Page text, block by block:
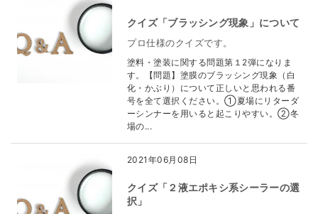
クイズ「ブラッシング現象」について
プロ仕様のクイズです。
塗料・塗装に関する問題第１2弾になりま
す。【問題】塗膜のブラッシング現象（白
化・かぶり）について正しいと思われる番
号を全て選択ください。①夏場にリターダ
ーシンナーを用いると起こりやすい。②冬
場の...
2021年06月08日
クイズ「２液エポキシ系シーラーの選
択」